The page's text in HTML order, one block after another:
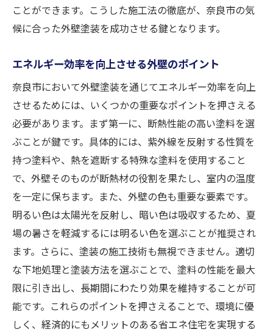
ことができます。こうした施工法の徹底が、奈良市の気
候に合った外壁塗装を成功させる鍵となります。
エネルギー効率を向上させる外壁のポイント
奈良市において外壁塗装を通じてエネルギー効率を向上
させるためには、いくつかの重要なポイントを押さえる
必要があります。まず第一に、断熱性能の高い塗料を選
ぶことが鍵です。具体的には、紫外線を反射する性質を
持つ塗料や、熱を遮断する特殊な塗料を使用すること
で、外壁そのものが断熱材の役割を果たし、室内の温度
を一定に保ちます。また、外壁の色も重要な要素です。
明るい色は太陽光を反射し、暗い色は吸収するため、夏
場の暑さを軽減するには明るい色を選ぶことが推奨され
ます。さらに、塗装の施工技術も無視できません。適切
な下地処理と塗装方法を選ぶことで、塗料の性能を最大
限に引き出し、長期間にわたり効果を維持することが可
能です。これらのポイントを押さえることで、環境に優
しく、経済的にもメリットのある省エネ住宅を実現する